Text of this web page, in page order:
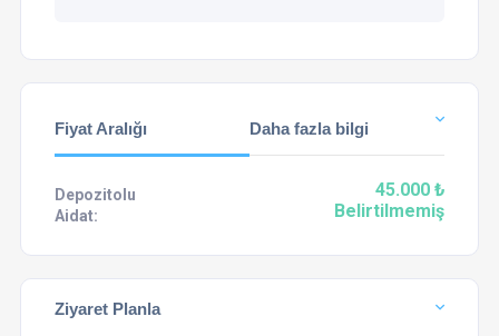
Fiyat Aralığı Daha fazla bilgi
Depozitolu 45.000 ₺
Aidat: Belirtilmemiş
Ziyaret Planla